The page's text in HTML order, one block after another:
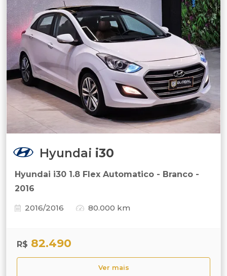
Hyundai i30
Hyundai i30 1.8 Flex Automatico - Branco -
2016
2016/2016
80.000 km
R$ 82.490
Ver mais